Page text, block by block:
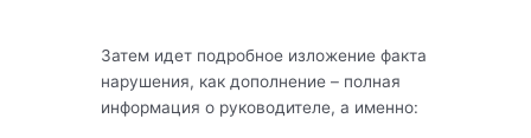
Затем идет подробное изложение факта
нарушения, как дополнение – полная
информация о руководителе, а именно: